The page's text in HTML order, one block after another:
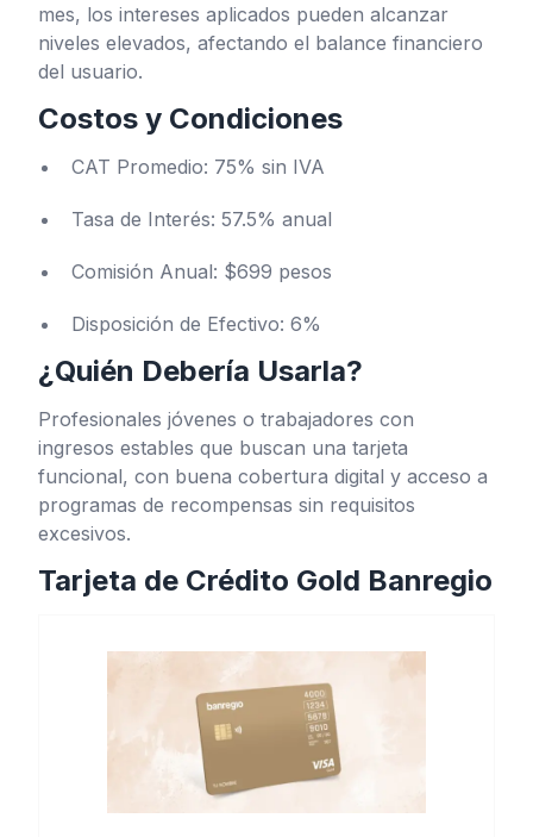
mes, los intereses aplicados pueden alcanzar
niveles elevados, afectando el balance financiero
del usuario.
Costos y Condiciones
CAT Promedio: 75% sin IVA
Tasa de Interés: 57.5% anual
Comisión Anual: $699 pesos
Disposición de Efectivo: 6%
¿Quién Debería Usarla?
Profesionales jóvenes o trabajadores con
ingresos estables que buscan una tarjeta
funcional, con buena cobertura digital y acceso a
programas de recompensas sin requisitos
excesivos.
Tarjeta de Crédito Gold Banregio